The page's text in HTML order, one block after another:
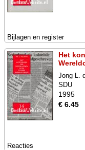
Bijlagen en register
Het
Jong L.
SDU
1995
€ 6.45
Reacties